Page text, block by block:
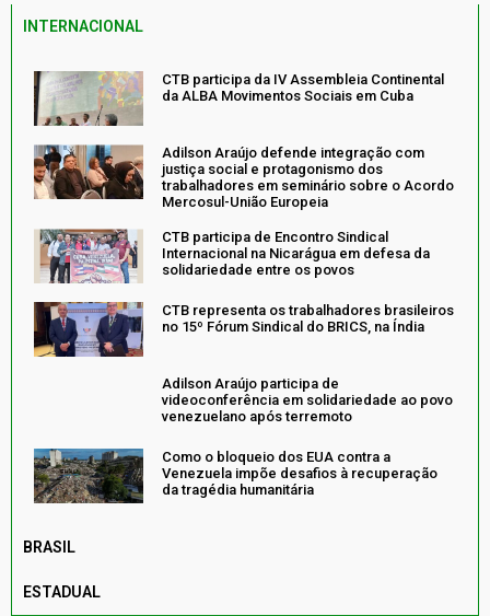
INTERNACIONAL
CTB participa da IV Assembleia Continental
da ALBA Movimentos Sociais em Cuba
Adilson Araújo defende integração com
justiça social e protagonismo dos
trabalhadores em seminário sobre o Acordo
Mercosul-União Europeia
CTB participa de Encontro Sindical
Internacional na Nicarágua em defesa da
solidariedade entre os povos
CTB representa os trabalhadores brasileiros
no 15º Fórum Sindical do BRICS, na Índia
Adilson Araújo participa de
videoconferência em solidariedade ao povo
venezuelano após terremoto
Como o bloqueio dos EUA contra a
Venezuela impõe desafios à recuperação
da tragédia humanitária
BRASIL
ESTADUAL